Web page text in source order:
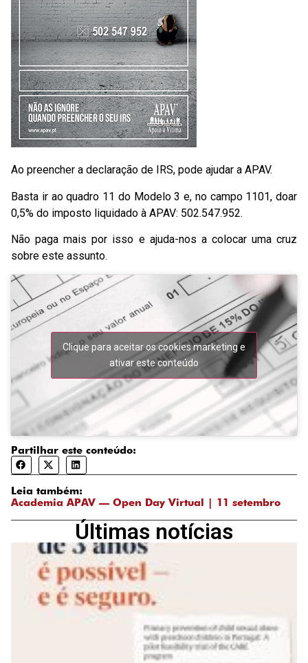
Ao preencher a declaração de IRS, pode ajudar a APAV.
Basta ir ao quadro 11 do Modelo 3 e, no campo 1101, doar
0,5% do imposto liquidado à APAV: 502.547.952.
Não paga mais por isso e ajuda-nos a colocar uma cruz
sobre este assunto.
Clique para aceitar os cookies marketing e
ativar este conteúdo
Partilhar este conteúdo:
Leia também:
Academia APAV — Open Day Virtual | 11 setembro
Últimas notícias